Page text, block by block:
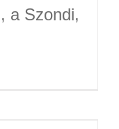
, a Szondi,